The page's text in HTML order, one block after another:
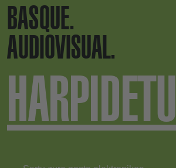
BASQUE.
AUDIOVISUAL.
HARPIDETU